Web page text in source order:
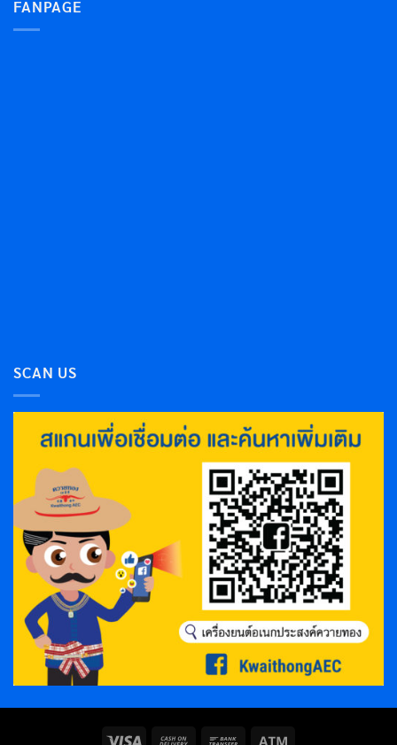
FANPAGE
SCAN US